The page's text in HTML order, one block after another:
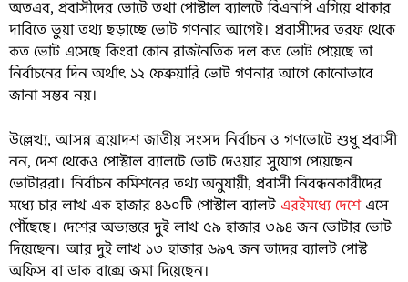
অতএব, প্রবাসীদের ভোটে তথা পোস্টাল ব্যালটে বিএনপি এগিয়ে থাকার
দাবিতে ভুয়া তথ্য ছড়াচ্ছে ভোট গণনার আগেই। প্রবাসীদের তরফ থেকে
কত ভোট এসেছে কিংবা কোন রাজনৈতিক দল কত ভোট পেয়েছে তা
নির্বাচনের দিন অর্থাৎ ১২ ফেব্রুয়ারি ভোট গণনার আগে কোনোভাবে
জানা সম্ভব নয়।
উল্লেখ্য, আসন্ন ত্রয়োদশ জাতীয় সংসদ নির্বাচন ও গণভোটে শুধু প্রবাসী
নন, দেশ থেকেও পোস্টাল ব্যালটে ভোট দেওয়ার সুযোগ পেয়েছেন
ভোটাররা। নির্বাচন কমিশনের তথ্য অনুযায়ী, প্রবাসী নিবন্ধনকারীদের
মধ্যে চার লাখ এক হাজার ৪৬০টি পোস্টাল ব্যালট এরইমধ্যে দেশেএসে
পৌঁছেছে। দেশের অভ্যন্তরে দুই লাখ ৫৯ হাজার ৩৯৪ জন ভোটার ভোট
দিয়েছেন। আর দুই লাখ ১৩ হাজার ৬৯৭ জন তাদের ব্যালট পোস্ট
অফিস বা ডাক বাক্সে জমা দিয়েছেন।